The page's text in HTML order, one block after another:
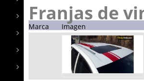
Franjas de
Marca Imagen